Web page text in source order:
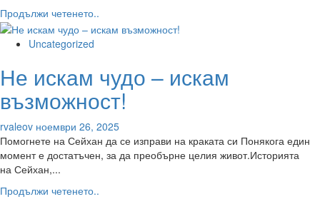
Благоевград
Продължи четенето..
more
ръка
на
7-
годишната
Симона
–
Uncategorized
Не искам чудо – искам
възможност!
rvaleov ноември 26, 2025
Помогнете на Сейхан да се изправи на краката си Понякога един
момент е достатъчен, за да преобърне целия живот.Историята
на Сейхан,...
Продължи четенето..